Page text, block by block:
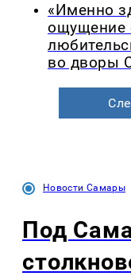
«Именно
ощущение
во дворы
Новости Самары
Под